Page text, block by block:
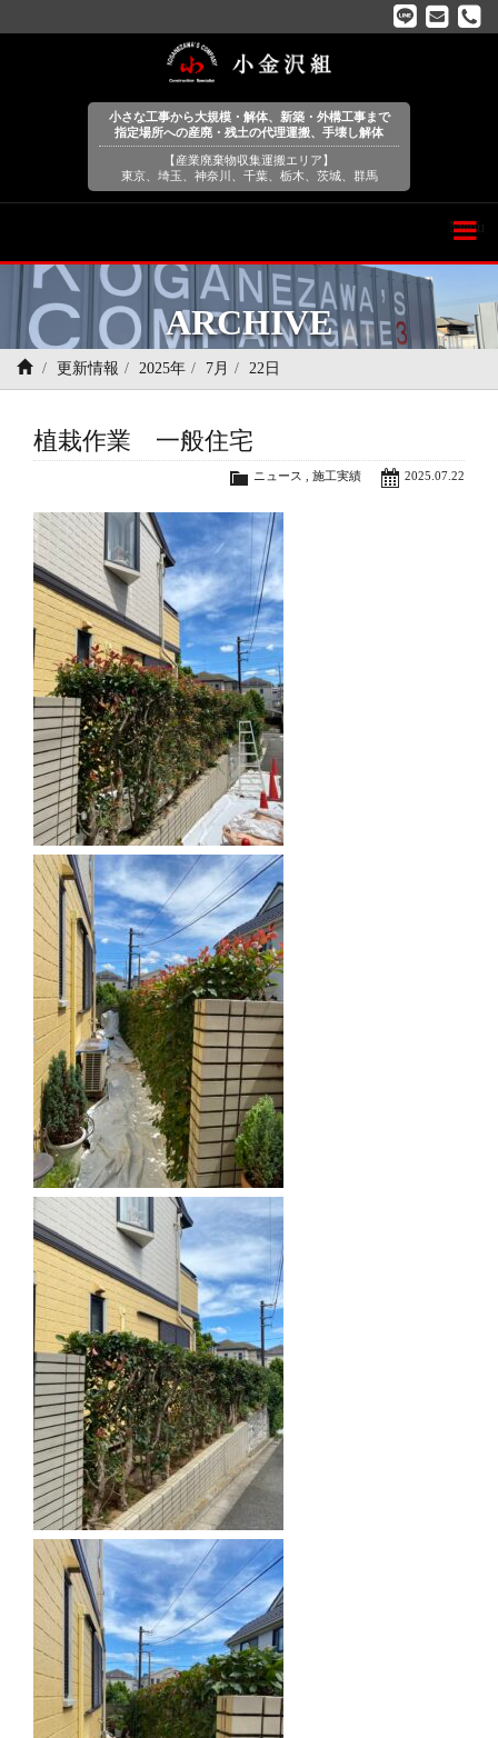
小さな工事から大規模・解体、新築・外構工事まで
指定場所への産廃・残土の代理運搬、手壊し解体
【産業廃棄物収集運搬エリア】
東京、埼玉、神奈川、千葉、栃木、茨城、群馬
Menu
ARCHIVE
更新情報 2025年 7月 22日
植栽作業 一般住宅
2025.07.22
ニュース 施工実績